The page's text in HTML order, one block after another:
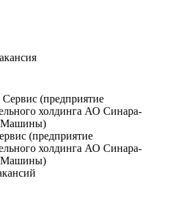
(предприятие
холдинга АО Синара-
Машины)